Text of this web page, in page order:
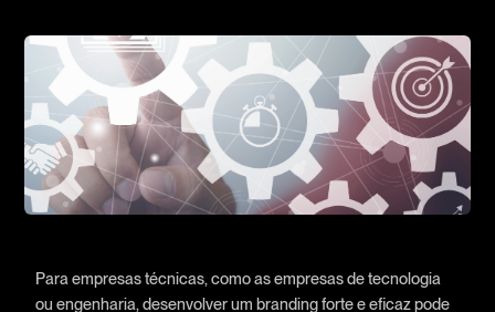
Para empresas técnicas, como as empresas de tecnologia
ou engenharia, desenvolver um branding forte e eficaz pode